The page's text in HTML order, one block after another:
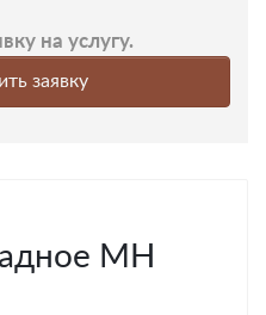
на услугу.
заявку
МН